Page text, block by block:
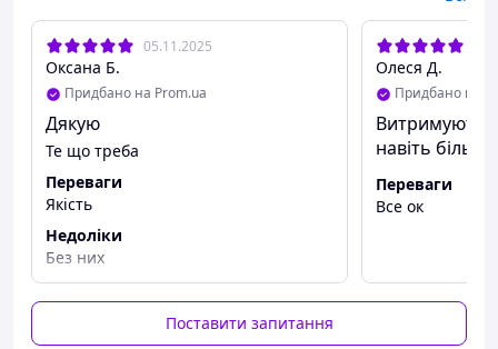
05.11.2025
Оксана Б.
Придбано на Prom.ua
Дякую
Те що треба
Переваги
Якість
Недоліки
Без них
Олеся Д.
Придбано на
Витримують
навіть більше
Переваги
Все ок
Поставити запитання